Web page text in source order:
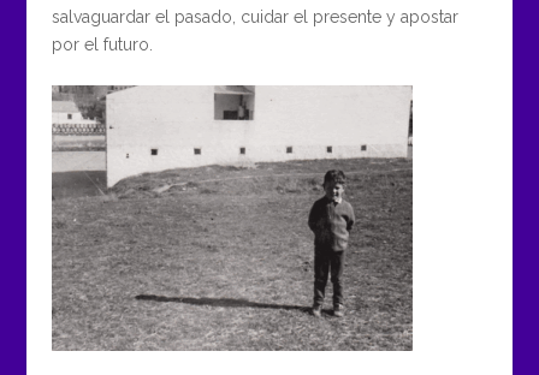
salvaguardar el pasado, cuidar el presente y apostar
por el futuro.